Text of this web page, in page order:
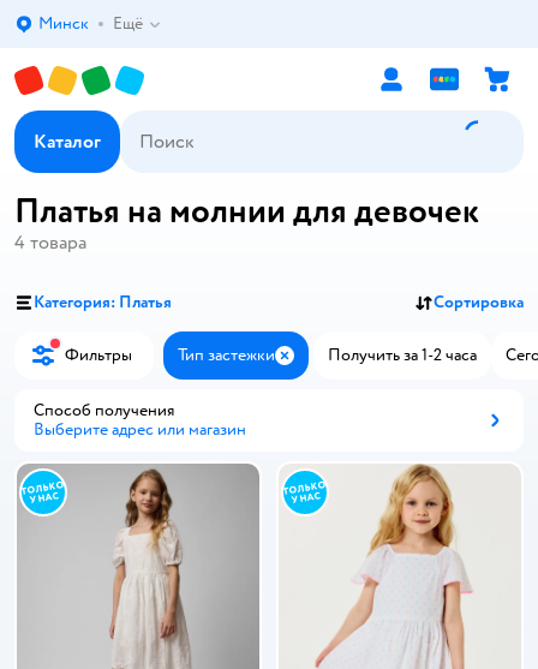
Выбор адреса доставки.
Минск Ещё
Каталог
Платья на молнии для девочек
4 товара
Категория: Платья Сортировка
Фильтры Тип застежки ЗакрытьПолучить за 1-2 часа
Способ получения
Выберите адрес или магазин